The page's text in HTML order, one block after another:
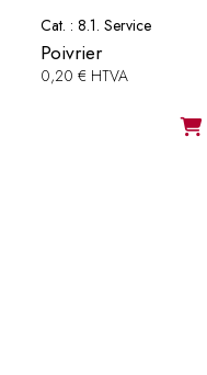
Cat. : 8.1. Service
Poivrier
0,20 € HTVA